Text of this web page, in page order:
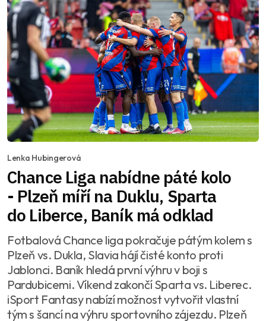
Lenka Hubingerová
Chance Liga nabídne páté kolo
- Plzeň míří na Duklu, Sparta
do Liberce, Baník má odklad
Fotbalová Chance liga pokračuje pátým kolem s
Plzeň vs. Dukla, Slavia hájí čisté konto proti
Jablonci. Baník hledá první výhru v boji s
Pardubicemi. Víkend zakončí Sparta vs. Liberec.
iSport Fantasy nabízí možnost vytvořit vlastní
tým s šancí na výhru sportovního zájezdu. Plzeň